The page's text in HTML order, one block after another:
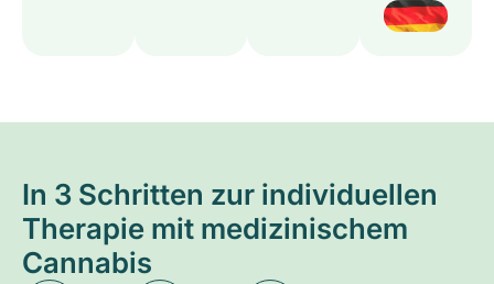
In 3 Schritten zur individuellen
Therapie mit medizinischem
Cannabis